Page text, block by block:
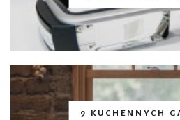
9 KUCHENNYCH